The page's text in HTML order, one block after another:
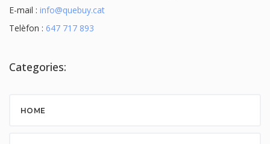
E-mail : info@quebuy.cat
Telèfon : 647 717 893
Categories:
HOME